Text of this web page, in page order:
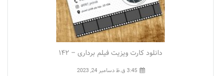
دانلود کارت ویزیت فیلم برداری – ۱۴۲
3:45 ق.ظ دسامبر 24, 2023